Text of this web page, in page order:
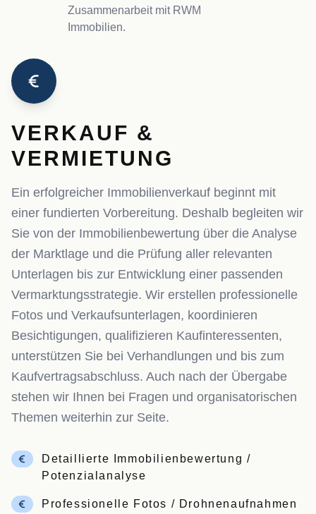
Zusammenarbeit mit RWM
Immobilien.
VERKAUF &
VERMIETUNG
Ein erfolgreicher Immobilienverkauf beginnt mit
einer fundierten Vorbereitung. Deshalb begleiten wir
Sie von der Immobilienbewertung über die Analyse
der Marktlage und die Prüfung aller relevanten
Unterlagen bis zur Entwicklung einer passenden
Vermarktungsstrategie. Wir erstellen professionelle
Fotos und Verkaufsunterlagen, koordinieren
Besichtigungen, qualifizieren Kaufinteressenten,
unterstützen Sie bei Verhandlungen und bis zum
Kaufvertragsabschluss. Auch nach der Übergabe
stehen wir Ihnen bei Fragen und organisatorischen
Themen weiterhin zur Seite.
Detaillierte Immobilienbewertung /
Potenzialanalyse
Professionelle Fotos / Drohnenaufnahmen